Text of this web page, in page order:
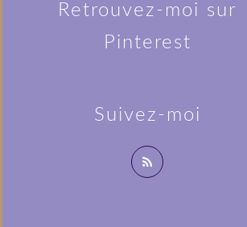
Suivez-moi
Retrouvez-moi sur
Pinterest